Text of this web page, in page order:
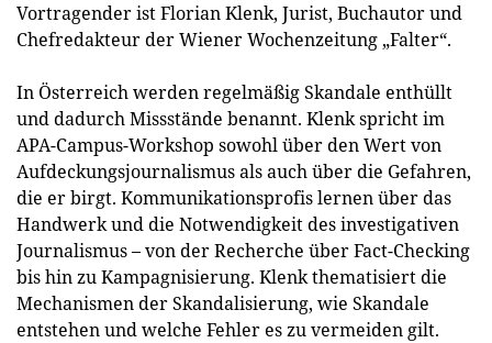
Vortragender ist Florian Klenk, Jurist, Buchautor und
Chefredakteur der Wiener Wochenzeitung „Falter“.
In Österreich werden regelmäßig Skandale enthüllt
und dadurch Missstände benannt. Klenk spricht im
APA-Campus-Workshop sowohl über den Wert von
Aufdeckungsjournalismus als auch über die Gefahren,
die er birgt. Kommunikationsprofis lernen über das
Handwerk und die Notwendigkeit des investigativen
Journalismus – von der Recherche über Fact-Checking
bis hin zu Kampagnisierung. Klenk thematisiert die
Mechanismen der Skandalisierung, wie Skandale
entstehen und welche Fehler es zu vermeiden gilt.